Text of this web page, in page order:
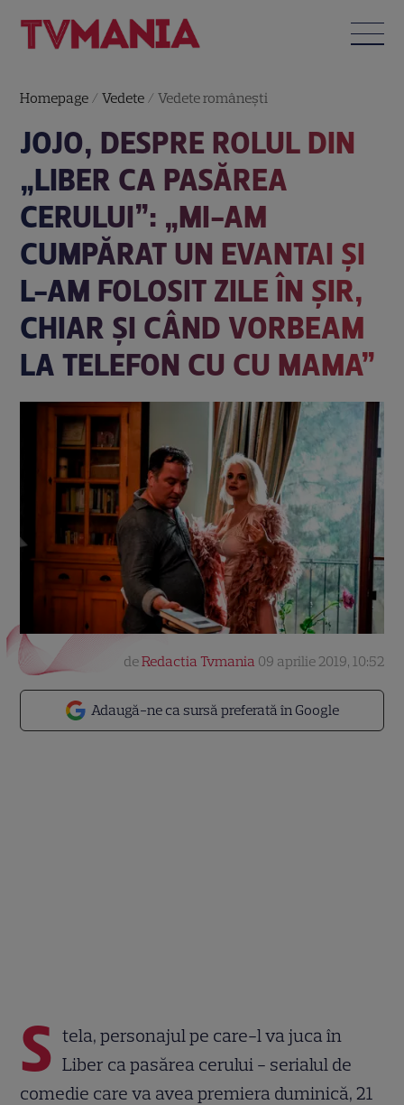
Homepage /Vedete /Vedete româneşti
JOJO, DESPRE ROLUL DIN
„LIBER CA PASĂREA
CERULUI”: „MI-AM
CUMPĂRAT UN EVANTAI ȘI
L-AM FOLOSIT ZILE ÎN ȘIR,
CHIAR ȘI CÂND VORBEAM
LA TELEFON CU CU MAMA”
Adaugă-ne ca sursă preferată în Google
deRedactia Tvmania 09 aprilie 2019, 10:52
S tela, personajul pe care-l va juca în
Liber ca pasărea cerului - serialul de
comedie care va avea premiera duminică, 21